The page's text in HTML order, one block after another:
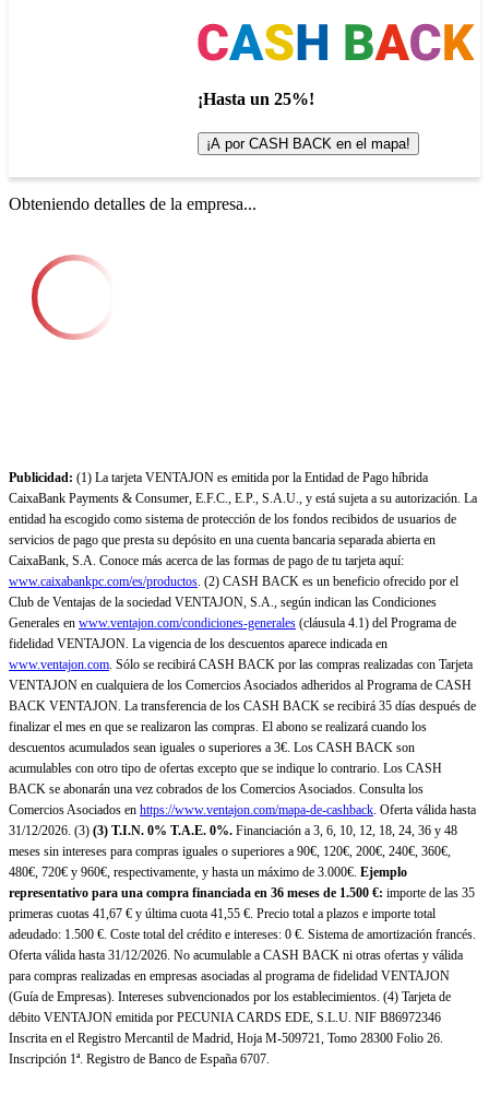
¡Hasta un 25%!
¡A por CASH BACK en el mapa!
Obteniendo detalles de la empresa...
Publicidad: (1) La tarjeta VENTAJON es emitida por la Entidad de Pago híbrida
CaixaBank Payments & Consumer, E.F.C., E.P., S.A.U., y está sujeta a su autorización. La
entidad ha escogido como sistema de protección de los fondos recibidos de usuarios de
servicios de pago que presta su depósito en una cuenta bancaria separada abierta en
CaixaBank, S.A. Conoce más acerca de las formas de pago de tu tarjeta aquí:
www.caixabankpc.com/es/productos. (2) CASH BACK es un beneficio ofrecido por el
Club de Ventajas de la sociedad VENTAJON, S.A., según indican las Condiciones
Generales en www.ventajon.com/condiciones-generales (cláusula 4.1) del Programa de
fidelidad VENTAJON. La vigencia de los descuentos aparece indicada en
www.ventajon.com. Sólo se recibirá CASH BACK por las compras realizadas con Tarjeta
VENTAJON en cualquiera de los Comercios Asociados adheridos al Programa de CASH
BACK VENTAJON. La transferencia de los CASH BACK se recibirá 35 días después de
finalizar el mes en que se realizaron las compras. El abono se realizará cuando los
descuentos acumulados sean iguales o superiores a 3€. Los CASH BACK son
acumulables con otro tipo de ofertas excepto que se indique lo contrario. Los CASH
BACK se abonarán una vez cobrados de los Comercios Asociados. Consulta los
Comercios Asociados en https://www.ventajon.com/mapa-de-cashback. Oferta válida hasta
31/12/2026. (3) (3) T.I.N. 0% T.A.E. 0%. Financiación a 3, 6, 10, 12, 18, 24, 36 y 48
meses sin intereses para compras iguales o superiores a 90€, 120€, 200€, 240€, 360€,
480€, 720€ y 960€, respectivamente, y hasta un máximo de 3.000€. Ejemplo
representativo para una compra financiada en 36 meses de 1.500 €: importe de las 35
primeras cuotas 41,67 € y última cuota 41,55 €. Precio total a plazos e importe total
adeudado: 1.500 €. Coste total del crédito e intereses: 0 €. Sistema de amortización francés.
Oferta válida hasta 31/12/2026. No acumulable a CASH BACK ni otras ofertas y válida
para compras realizadas en empresas asociadas al programa de fidelidad VENTAJON
(Guía de Empresas). Intereses subvencionados por los establecimientos. (4) Tarjeta de
débito VENTAJON emitida por PECUNIA CARDS EDE, S.L.U. NIF B86972346
Inscrita en el Registro Mercantil de Madrid, Hoja M-509721, Tomo 28300 Folio 26.
Inscripción 1ª. Registro de Banco de España 6707.